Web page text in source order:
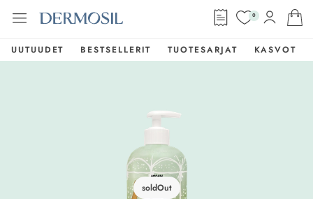
0
UUTUUDET BESTSELLERIT TUOTESARJAT KASVOT
soldOut